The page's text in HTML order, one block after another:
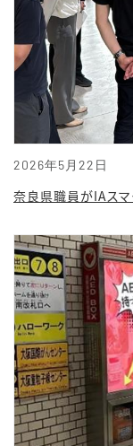
2026年5月22日
奈良県職員がIAス